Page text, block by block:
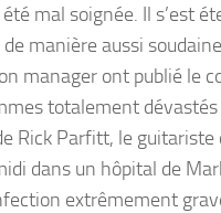
mal soignée. Il s’est
de manière aussi
manager ont publié le
totalement
Rick Parfitt, le guitariste
dans un hôpital de
extrêmement